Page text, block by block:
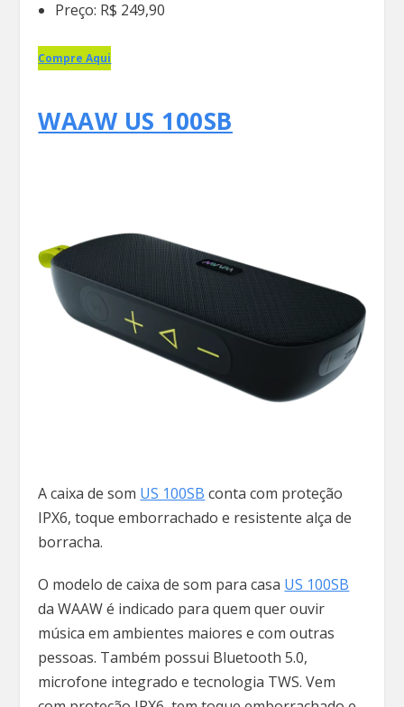
Preço: R$ 249,90
Compre Aqui
WAAW US 100SB
A caixa de som US 100SB conta com proteção
IPX6, toque emborrachado e resistente alça de
borracha.
O modelo de caixa de som para casa US 100SB
da WAAW é indicado para quem quer ouvir
música em ambientes maiores e com outras
pessoas. Também possui Bluetooth 5.0,
microfone integrado e tecnologia TWS. Vem